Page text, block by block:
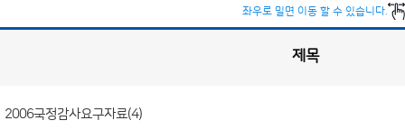
좌우로 밀면 이동 할 수 있습니다.
보
공
개
게
제목
2006국정감사요구자료(4)